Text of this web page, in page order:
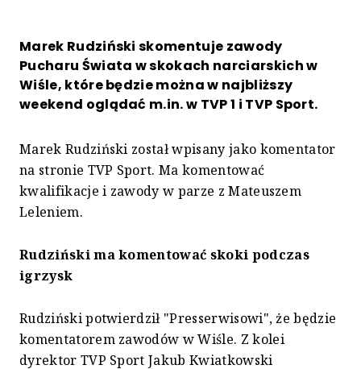
Marek Rudziński skomentuje zawody
Pucharu Świata w skokach narciarskich w
Wiśle, które będzie można w najbliższy
weekend oglądać m.in. w TVP 1 i TVP Sport.
Marek Rudziński został wpisany jako komentator
na stronie TVP Sport. Ma komentować
kwalifikacje i zawody w parze z Mateuszem
Leleniem.
Rudziński ma komentować skoki podczas
igrzysk
Rudziński potwierdził "Presserwisowi", że będzie
komentatorem zawodów w Wiśle. Z kolei
dyrektor TVP Sport Jakub Kwiatkowski